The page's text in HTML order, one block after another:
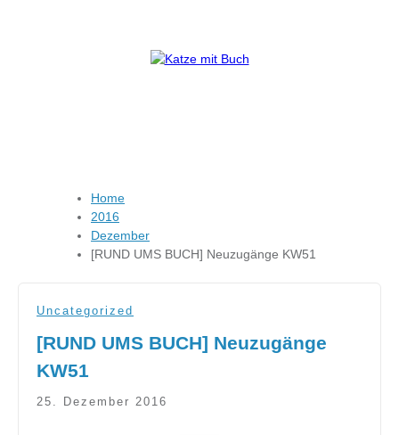
Home
2016
Dezember
[RUND UMS BUCH] Neuzugänge KW51
Uncategorized
[RUND UMS BUCH] Neuzugänge
KW51
25. Dezember 2016